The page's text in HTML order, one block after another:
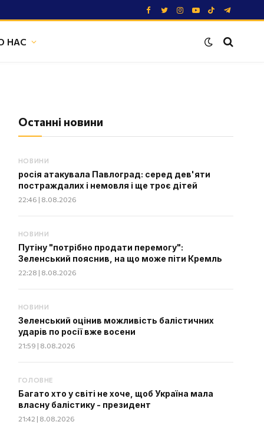
Facebook
TwitterInstagram
YouTube
TikTokTelegram
НАС
Останні новини
НОВИНИ
росія атакувала Павлоград: серед дев'яти
постраждалих і немовля і ще троє дітей
22:46 | 8.08.2026
НОВИНИ
Путіну "потрібно продати перемогу":
Зеленський пояснив, на що може піти Кремль
22:28 | 8.08.2026
НОВИНИ
Зеленський оцінив можливість балістичних
ударів по росії вже восени
21:59 | 8.08.2026
ГОЛОВНЕ
Багато хто у світі не хоче, щоб Україна мала
власну балістику - президент
21:42 | 8.08.2026